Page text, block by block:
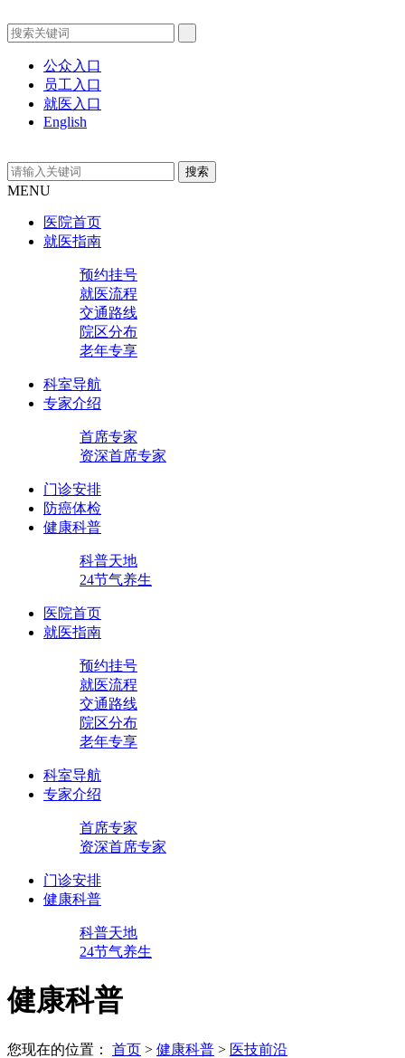
公众入口
员工入口
就医入口
English
MENU
医院首页
就医指南
预约挂号
就医流程
交通路线
院区分布
老年专享
科室导航
专家介绍
首席专家
资深首席专家
门诊安排
防癌体检
健康科普
科普天地
24节气养生
医院首页
就医指南
预约挂号
就医流程
交通路线
院区分布
老年专享
科室导航
专家介绍
首席专家
资深首席专家
门诊安排
健康科普
科普天地
24节气养生
健康科普
您现在的位置： 首页 > 健康科普 > 医技前沿